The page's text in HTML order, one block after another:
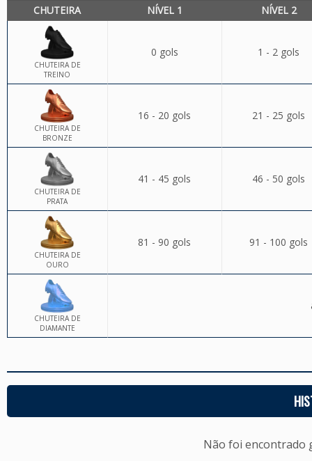
CHUTEIRA NÍVEL 1 NÍVEL 2
CHUTEIRA DE
TREINO
0 gols 1 - 2 gols
CHUTEIRA DE
BRONZE
16 - 20 gols 21 - 25 gols
CHUTEIRA DE
PRATA
41 - 45 gols 46 - 50 gols
CHUTEIRA DE
OURO
81 - 90 gols 91 - 100 gols
CHUTEIRA DE
DIAMANTE
Não foi encontrado